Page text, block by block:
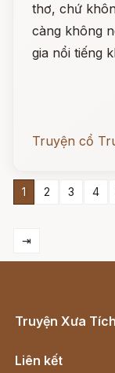
thơ, chứ
càng không
gia nổi tiếng
Truyện cổ
1 2 3 4
⇥
Truyện Xưa
Liên kết